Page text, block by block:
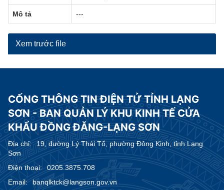
Mô tả ---
Xem trước file
CỔNG THÔNG TIN ĐIỆN TỬ TỈNH LẠNG
SƠN - BAN QUẢN LÝ KHU KINH TẾ CỬA
KHẨU ĐỒNG ĐĂNG-LẠNG SƠN
Địa chỉ:
19, đường Lý Thái Tổ, phường Đông Kinh, tỉnh Lạng
Sơn
Điện thoại:
0205.3875.708
Email:
banqlktck@langson.gov.vn